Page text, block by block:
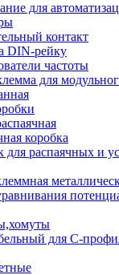
для
контакт
DIN-рейку
частоты
для
коробка
распаячных и
для С-